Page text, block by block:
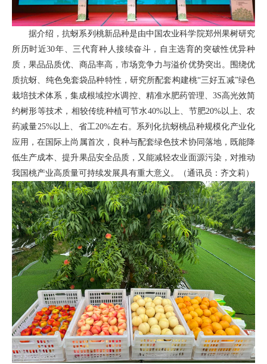
据介绍，抗蚜系列桃新品种是由中国农业科学院郑州果树研究
所历时近30年、三代育种人接续奋斗，自主选育的突破性优异种
质，果品品质优、商品率高，市场竞争力与溢价优势突出。围绕优
质抗蚜、纯色免套袋品种特性，研究所配套构建桃“三好五减”绿色
栽培技术体系，集成根域控水调控、精准水肥药管理、3S高光效简
约树形等技术，相较传统种植可节水40%以上、节肥20%以上、农
药减量25%以上、省工20%左右。系列化抗蚜桃品种规模化产业化
应用，在国际上尚属首次，良种与配套绿色技术协同落地，既能降
低生产成本、提升果品安全品质，又能减轻农业面源污染，对推动
我国桃产业高质量可持续发展具有重大意义。（通讯员：齐文莉）